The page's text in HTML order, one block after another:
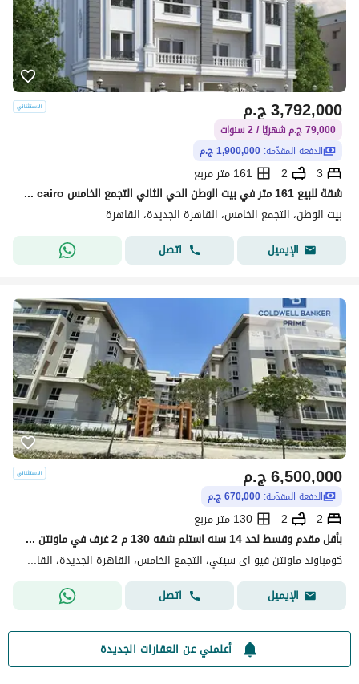
ج.م3,792,000
79,000 ج.م شهريًا / 2 سنوات
الدفعة المقدّمة: 1,900,000 ج.م
3
2
161 متر مربع
شقة للبيع 161 متر في بيت الوطن الحي الثاني التجمع الخامس beit al watan 5th settlement new cairo
بيت الوطن، التجمع الخامس، القاهرة الجديدة، القاهرة
الإيميل
اتصل
ج.م6,500,000
الدفعة المقدّمة: 670,000 ج.م
2
2
130 متر مربع
بأقل مقدم وقسط لحد 14 سنه استلم شقه 130 م 2 غرف في ماونتن فيو اى سيتي في قلب الجولدن سكوير التجمع الخامس القاهره الجديده او استفيد بخصم في حاله الكاش
كومباوند ماونتن فيو اى سيتي، التجمع الخامس، القاهرة الجديدة، القاهرة
الإيميل
اتصل
أعلمني عن العقارات الجديدة